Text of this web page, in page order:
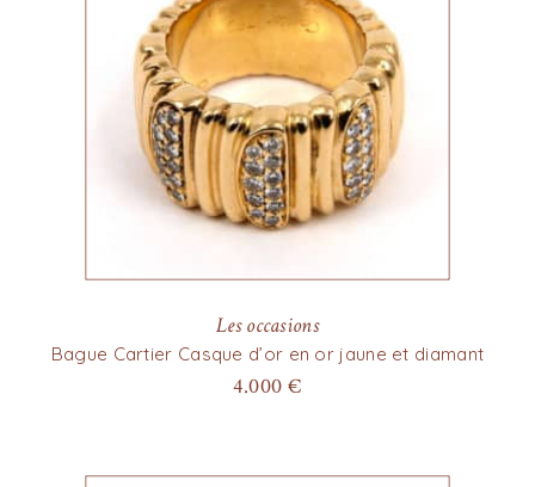
Les occasions
Bague Cartier Casque d’or en or jaune et diamant
4.000 €